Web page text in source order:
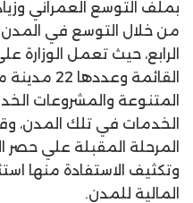
بملف التوسع العمراني
من خلال التوسع في
الرابع، حيث تعمل الوزارة
القائمة
المتنوعة والمشروعات
الخدمات في تلك المدن،
المرحلة المقبلة علي حصر
وتكثيف الاستفادة منها
المالية للمدن.